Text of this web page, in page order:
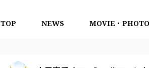
TOP NEWS MOVIE・PHOTO